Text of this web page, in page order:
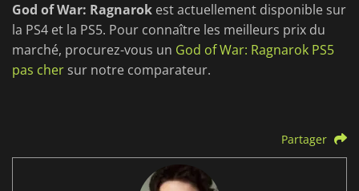
God of War: Ragnarok est actuellement disponible sur
la PS4 et la PS5. Pour connaître les meilleurs prix du
marché, procurez-vous un God of War: Ragnarok PS5
pas cher sur notre comparateur.
Partager